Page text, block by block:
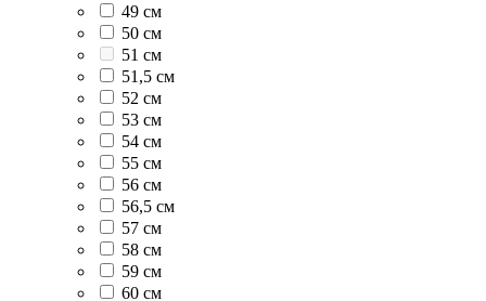
49 см
50 см
51 см
51,5 см
52 см
53 см
54 см
55 см
56 см
56,5 см
57 см
58 см
59 см
60 см